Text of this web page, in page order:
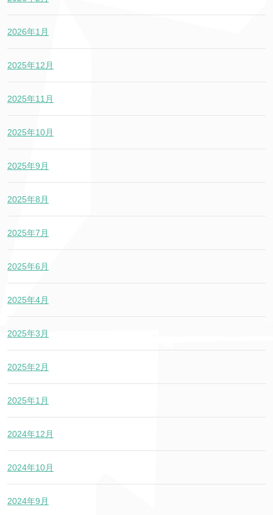
2026年1月
2025年12月
2025年11月
2025年10月
2025年9月
2025年8月
2025年7月
2025年6月
2025年4月
2025年3月
2025年2月
2025年1月
2024年12月
2024年10月
2024年9月